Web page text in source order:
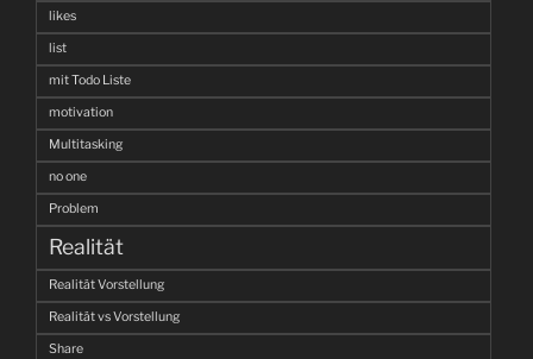
likes
list
mit Todo Liste
motivation
Multitasking
no one
Problem
Realität
Realität Vorstellung
Realität vs Vorstellung
Share